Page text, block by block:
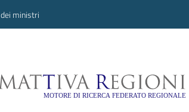
ministri